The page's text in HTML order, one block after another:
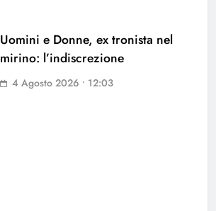
Uomini e Donne, ex tronista nel
mirino: l’indiscrezione
4 Agosto 2026 • 12:03